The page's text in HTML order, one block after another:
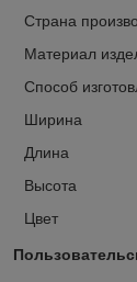
Страна
Материал
Способ
Ширина
Длина
Высота
Цвет